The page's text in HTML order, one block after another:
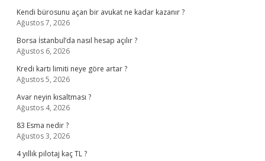
Kendi bürosunu açan bir avukat ne kadar kazanır ?
Ağustos 7, 2026
Borsa İstanbul’da nasıl hesap açılır ?
Ağustos 6, 2026
Kredi kartı limiti neye göre artar ?
Ağustos 5, 2026
Avar neyin kısaltması ?
Ağustos 4, 2026
83 Esma nedir ?
Ağustos 3, 2026
4 yıllık pilotaj kaç TL ?